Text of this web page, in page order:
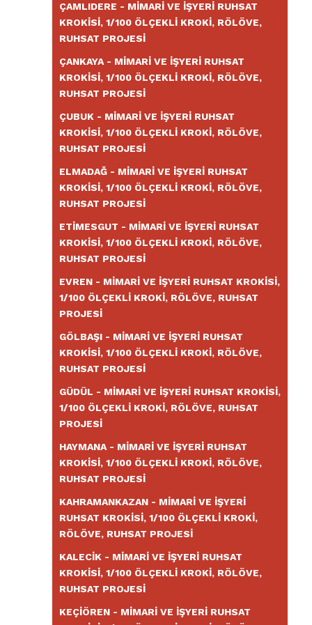
ÇAMLIDERE - MIMARI VE İŞYERI RUHSAT
KROKISI, 1/100 ÖLÇEKLI KROKI, RÖLÖVE,
RUHSAT PROJESI
ÇANKAYA - MIMARI VE İŞYERI RUHSAT
KROKISI, 1/100 ÖLÇEKLI KROKI, RÖLÖVE,
RUHSAT PROJESI
ÇUBUK - MIMARI VE İŞYERI RUHSAT
KROKISI, 1/100 ÖLÇEKLI KROKI, RÖLÖVE,
RUHSAT PROJESI
ELMADAĞ - MIMARI VE İŞYERI RUHSAT
KROKISI, 1/100 ÖLÇEKLI KROKI, RÖLÖVE,
RUHSAT PROJESI
ETIMESGUT - MIMARI VE İŞYERI RUHSAT
KROKISI, 1/100 ÖLÇEKLI KROKI, RÖLÖVE,
RUHSAT PROJESI
EVREN - MIMARI VE İŞYERI RUHSAT KROKISI,
1/100 ÖLÇEKLI KROKI, RÖLÖVE, RUHSAT
PROJESI
GÖLBAŞI - MIMARI VE İŞYERI RUHSAT
KROKISI, 1/100 ÖLÇEKLI KROKI, RÖLÖVE,
RUHSAT PROJESI
GÜDÜL - MIMARI VE İŞYERI RUHSAT KROKISI,
1/100 ÖLÇEKLI KROKI, RÖLÖVE, RUHSAT
PROJESI
HAYMANA - MIMARI VE İŞYERI RUHSAT
KROKISI, 1/100 ÖLÇEKLI KROKI, RÖLÖVE,
RUHSAT PROJESI
KAHRAMANKAZAN - MIMARI VE İŞYERI
RUHSAT KROKISI, 1/100 ÖLÇEKLI KROKI,
RÖLÖVE, RUHSAT PROJESI
KALECIK - MIMARI VE İŞYERI RUHSAT
KROKISI, 1/100 ÖLÇEKLI KROKI, RÖLÖVE,
RUHSAT PROJESI
KEÇIÖREN - MIMARI VE İŞYERI RUHSAT